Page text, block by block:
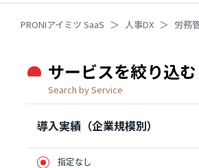
PRONIアイミツ SaaS 人事DX 労務
サービスを絞り込む
Search by Service
導入実績（企業規模別）
指定なし